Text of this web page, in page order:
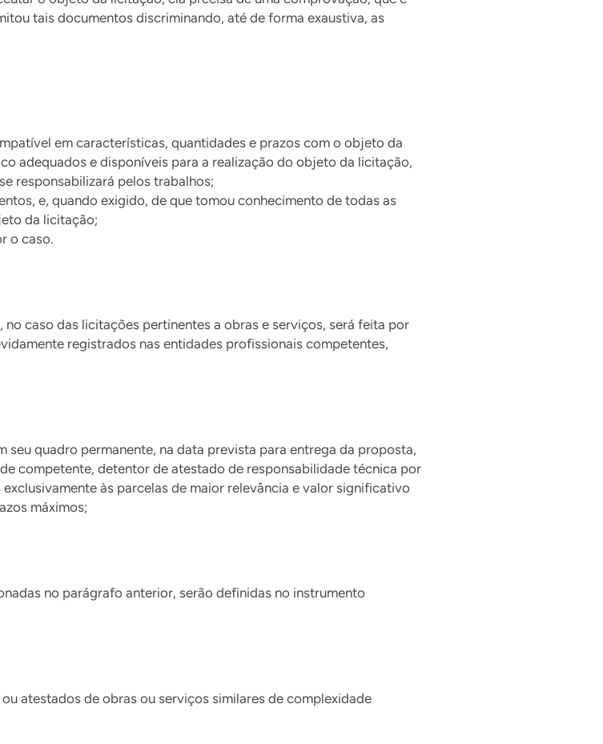
tais documentos discriminando, até de forma exaustiva, as
em características, quantidades e prazos com o objeto da
adequados e disponíveis para a realização do objeto da licitação,
responsabilizará pelos trabalhos;
e, quando exigido, de que tomou conhecimento de todas as
da licitação;
o caso.
caso das licitações pertinentes a obras e serviços, será feita por
registrados nas entidades profissionais competentes,
quadro permanente, na data prevista para entrega da proposta,
competente, detentor de atestado de responsabilidade técnica por
às parcelas de maior relevância e valor significativo
máximos;
no parágrafo anterior, serão definidas no instrumento
atestados de obras ou serviços similares de complexidade